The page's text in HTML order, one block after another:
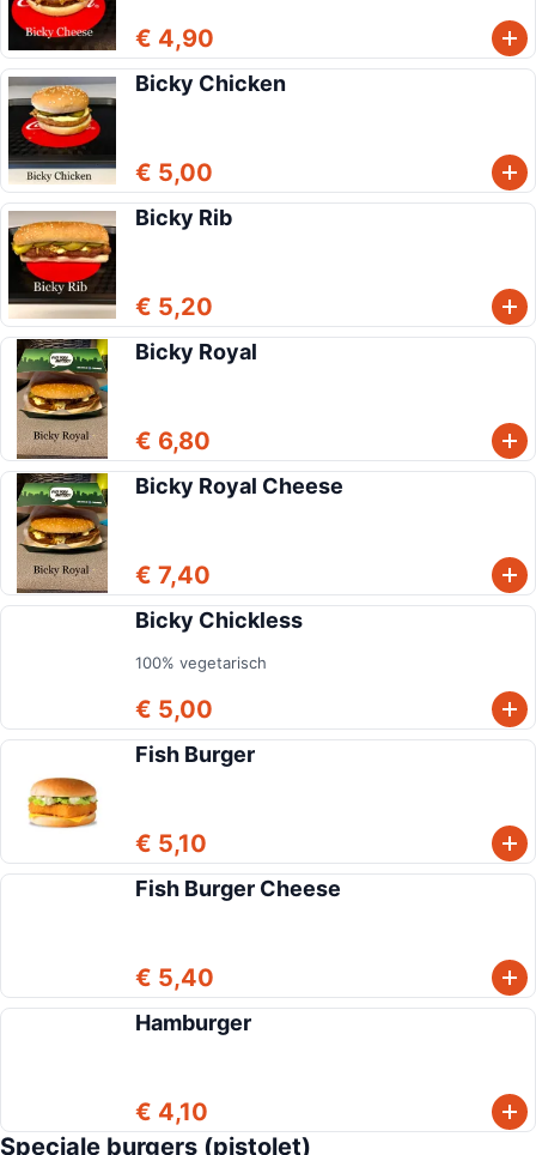
€ 4,90
Bicky Chicken
€ 5,00
Bicky Rib
€ 5,20
Bicky Royal
€ 6,80
Bicky Royal Cheese
€ 7,40
Bicky Chickless
100% vegetarisch
€ 5,00
Fish Burger
€ 5,10
Fish Burger Cheese
€ 5,40
Hamburger
€ 4,10
Speciale burgers (pistolet)